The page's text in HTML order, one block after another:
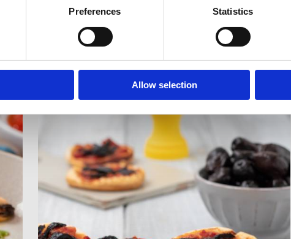
Preferences Statistics
Allow selection
その他のレシピ